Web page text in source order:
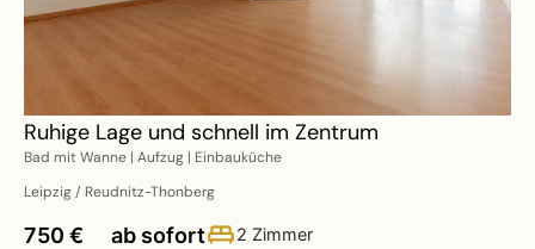
Ruhige Lage und schnell im Zentrum
Bad mit Wanne | Aufzug | Einbauküche
Leipzig / Reudnitz-Thonberg
750 € ab sofort
2 Zimmer